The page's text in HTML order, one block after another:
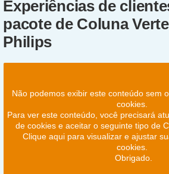
Experiências de
pacote de Coluna
Philips
Não podemos exibir este conteúdo sem
cookies.
Para ver este conteúdo, você precisará
de cookies e aceitar o seguinte tipo de
Clique aqui para visualizar e ajustar
cookies.
Obrigado.